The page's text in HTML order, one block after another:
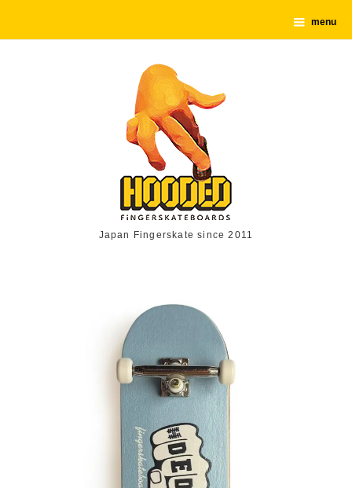
menu
Japan Fingerskate since 2011